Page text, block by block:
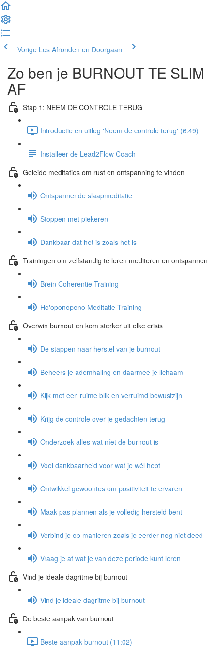
Vorige Les Afronden en Doorgaan
Zo ben je BURNOUT TE SLIM
AF
Stap 1: NEEM DE CONTROLE TERUG
Introductie en uitleg 'Neem de controle terug' (6:49)
Installeer de Lead2Flow Coach
Geleide meditaties om rust en ontspanning te vinden
Ontspannende slaapmeditatie
Stoppen met piekeren
Dankbaar dat het is zoals het is
Trainingen om zelfstandig te leren mediteren en ontspannen
Brein Coherentie Training
Ho'oponopono Meditatie Training
Overwin burnout en kom sterker uit elke crisis
De stappen naar herstel van je burnout
Beheers je ademhaling en daarmee je lichaam
Kijk met een ruime blik en verruimd bewustzijn
Krijg de controle over je gedachten terug
Onderzoek alles wat níet de burnout is
Voel dankbaarheid voor wat je wél hebt
Ontwikkel gewoontes om positiviteit te ervaren
Maak pas plannen als je volledig hersteld bent
Verbind je op manieren zoals je eerder nog niet deed
Vraag je af wat je van deze periode kunt leren
Vind je ideale dagritme bij burnout
Vind je ideale dagritme bij burnout
De beste aanpak van burnout
Beste aanpak burnout (11:02)